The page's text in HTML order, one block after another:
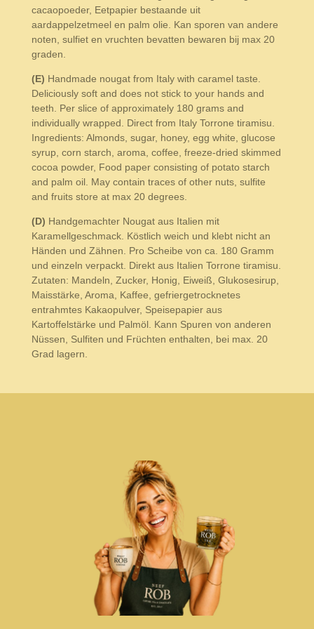
cacaopoeder, Eetpapier bestaande uit
aardappelzetmeel en palm olie. Kan sporen van andere
noten, sulfiet en vruchten bevatten bewaren bij max 20
graden.
(E) Handmade nougat from Italy with caramel taste.
Deliciously soft and does not stick to your hands and
teeth. Per slice of approximately 180 grams and
individually wrapped. Direct from Italy Torrone tiramisu.
Ingredients: Almonds, sugar, honey, egg white, glucose
syrup, corn starch, aroma, coffee, freeze-dried skimmed
cocoa powder, Food paper consisting of potato starch
and palm oil. May contain traces of other nuts, sulfite
and fruits store at max 20 degrees.
(D) Handgemachter Nougat aus Italien mit
Karamellgeschmack. Köstlich weich und klebt nicht an
Händen und Zähnen. Pro Scheibe von ca. 180 Gramm
und einzeln verpackt. Direkt aus Italien Torrone tiramisu.
Zutaten: Mandeln, Zucker, Honig, Eiweiß, Glukosesirup,
Maisstärke, Aroma, Kaffee, gefriergetrocknetes
entrahmtes Kakaopulver, Speisepapier aus
Kartoffelstärke und Palmöl. Kann Spuren von anderen
Nüssen, Sulfiten und Früchten enthalten, bei max. 20
Grad lagern.